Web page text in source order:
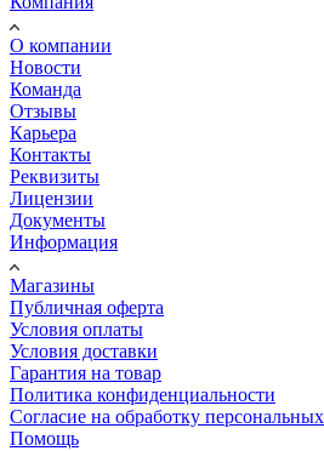
О компании
Новости
Команда
Отзывы
Карьера
Контакты
Реквизиты
Лицензии
Документы
Информация
Магазины
Публичная оферта
Условия оплаты
Условия доставки
Гарантия на товар
Политика конфиденциальности
Согласие на обработку
Помощь